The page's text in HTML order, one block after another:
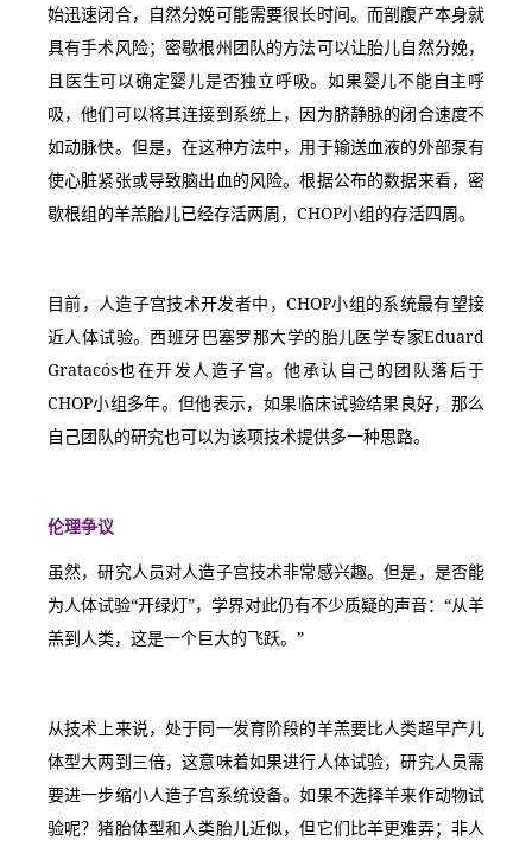
始迅速闭合，自然分娩可能需要很长时间。而剖腹产本身就
具有手术风险；密歇根州团队的方法可以让胎儿自然分娩，
且医生可以确定婴儿是否独立呼吸。如果婴儿不能自主呼
吸，他们可以将其连接到系统上，因为脐静脉的闭合速度不
如动脉快。但是，在这种方法中，用于输送血液的外部泵有
使心脏紧张或导致脑出血的风险。根据公布的数据来看，密
歇根组的羊羔胎儿已经存活两周，CHOP小组的存活四周。
目前，人造子宫技术开发者中，CHOP小组的系统最有望接
近人体试验。西班牙巴塞罗那大学的胎儿医学专家Eduard
Gratacós也在开发人造子宫。他承认自己的团队落后于
CHOP小组多年。但他表示，如果临床试验结果良好，那么
自己团队的研究也可以为该项技术提供多一种思路。
伦理争议
虽然，研究人员对人造子宫技术非常感兴趣。但是，是否能
为人体试验“开绿灯”，学界对此仍有不少质疑的声音：“从羊
羔到人类，这是一个巨大的飞跃。”
从技术上来说，处于同一发育阶段的羊羔要比人类超早产儿
体型大两到三倍，这意味着如果进行人体试验，研究人员需
要进一步缩小人造子宫系统设备。如果不选择羊来作动物试
验呢？猪胎体型和人类胎儿近似，但它们比羊更难弄；非人